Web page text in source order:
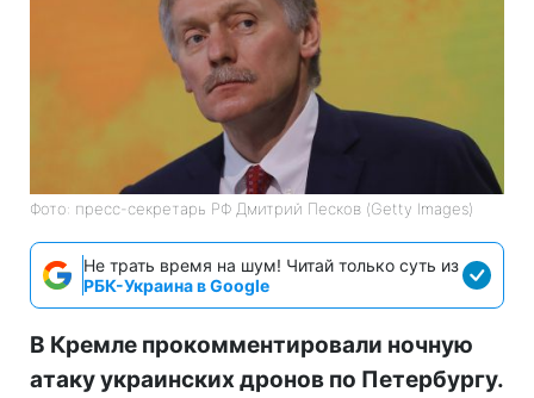
Фото: пресс-секретарь РФ Дмитрий Песков (Getty Images)
Не трать время на шум! Читай только суть из
РБК-Украина в Google
В Кремле прокомментировали ночную
атаку украинских дронов по Петербургу.